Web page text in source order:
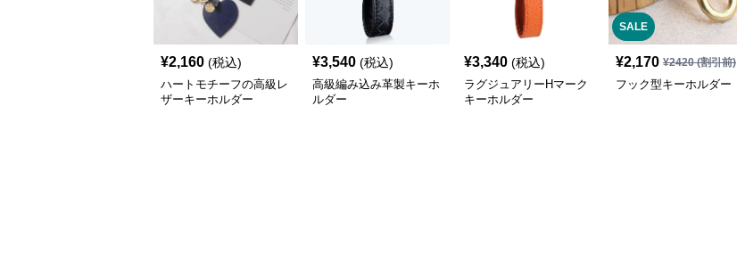
¥2,160 (税込)
ハートモチーフの高級レ
ザーキーホルダー
¥3,540 (税込)
高級編み込み革製キーホ
ルダー
¥3,340 (税込)
ラグジュアリーHマーク
キーホルダー
SALE
¥2,170 ¥2420(割引前)
フック型キーホルダー